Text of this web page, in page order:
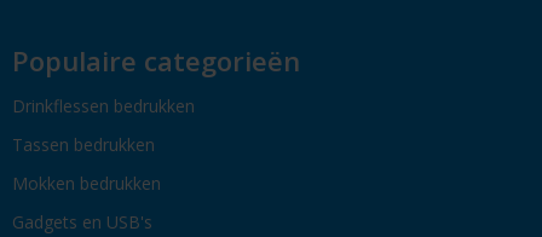
Populaire categorieën
Drinkflessen bedrukken
Tassen bedrukken
Mokken bedrukken
Gadgets en USB's